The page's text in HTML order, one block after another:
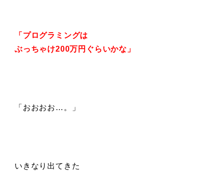
「プログラミングは
ぶっちゃけ200万円ぐらいかな」
「おおおお…。」
いきなり出てきた